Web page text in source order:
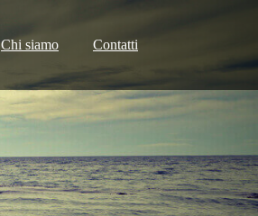
Chi siamo Contatti